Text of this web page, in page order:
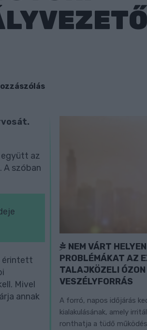
együtt az
. A szóban
érintett
Mivel
annak
NEM VÁRT
PROBLÉMÁKAT AZ
TALAJKÖZELI
VESZÉLYFORRÁS
A forró, napos időjárás
kialakulásának, amely
ronthatja a tüdő